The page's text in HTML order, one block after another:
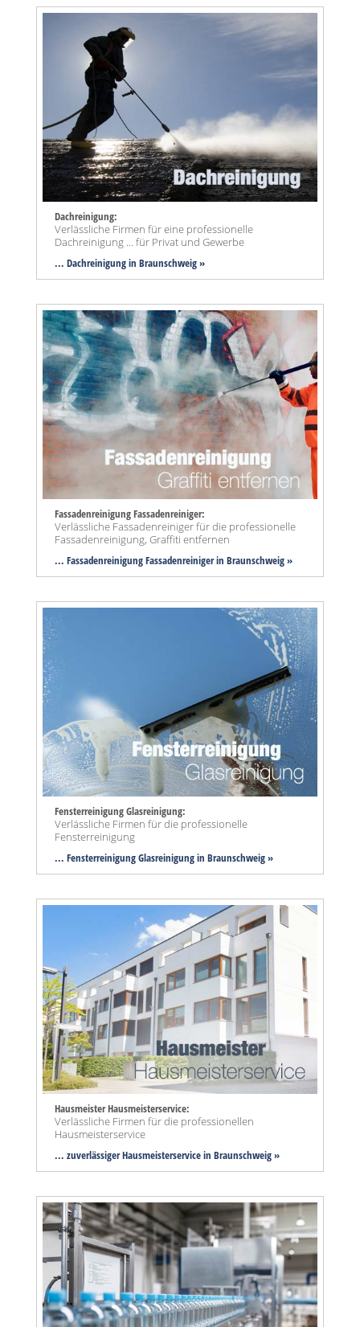
Dachreinigung:
Verlässliche Firmen für eine professionelle
Dachreinigung ... für Privat und Gewerbe
... Dachreinigung in Braunschweig »
Fassadenreinigung Fassadenreiniger:
Verlässliche Fassadenreiniger für die professionelle
Fassadenreinigung, Graffiti entfernen
... Fassadenreinigung Fassadenreiniger in Braunschweig »
Fensterreinigung Glasreinigung:
Verlässliche Firmen für die professionelle
Fensterreinigung
... Fensterreinigung Glasreinigung in Braunschweig »
Hausmeister Hausmeisterservice:
Verlässliche Firmen für die professionellen
Hausmeisterservice
... zuverlässiger Hausmeisterservice in Braunschweig »